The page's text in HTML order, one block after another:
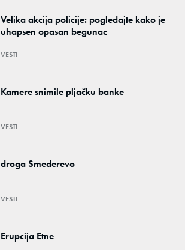
Velika akcija policije: pogledajte kako je
uhapsen opasan begunac
VESTI
Kamere snimile pljačku banke
VESTI
droga Smederevo
VESTI
Erupcija Etne